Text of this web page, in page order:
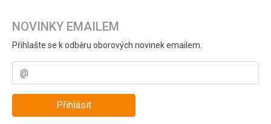
NOVINKY EMAILEM
Přihlašte se k odběru oborových novinek emailem.
Přihlásit